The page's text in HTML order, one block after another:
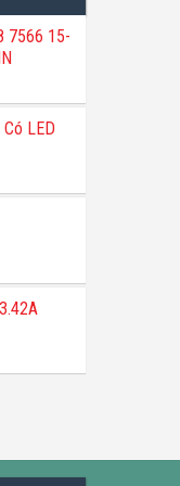
7566 15-
LED